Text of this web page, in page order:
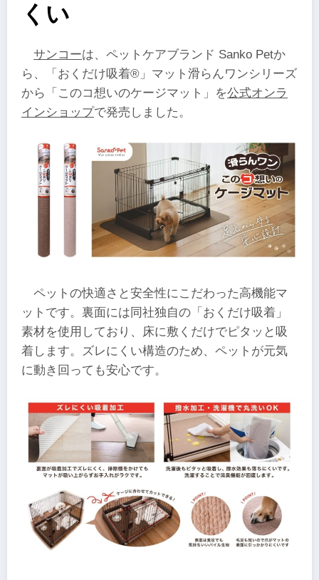
くい
サンコーは、ペットケアブランド Sanko Petか
ら、「おくだけ吸着®」マット滑らんワンシリーズ
から「このコ想いのケージマット」を公式オンラ
インショップで発売しました。
ペットの快適さと安全性にこだわった高機能マ
ットです。裏面には同社独自の「おくだけ吸着」
素材を使用しており、床に敷くだけでピタッと吸
着します。ズレにくい構造のため、ペットが元気
に動き回っても安心です。